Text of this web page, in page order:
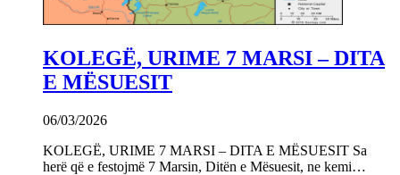
KOLEGË, URIME 7 MARSI – DITA
E MËSUESIT
06/03/2026
KOLEGË, URIME 7 MARSI – DITA E MËSUESIT Sa
herë që e festojmë 7 Marsin, Ditën e Mësuesit, ne kemi…